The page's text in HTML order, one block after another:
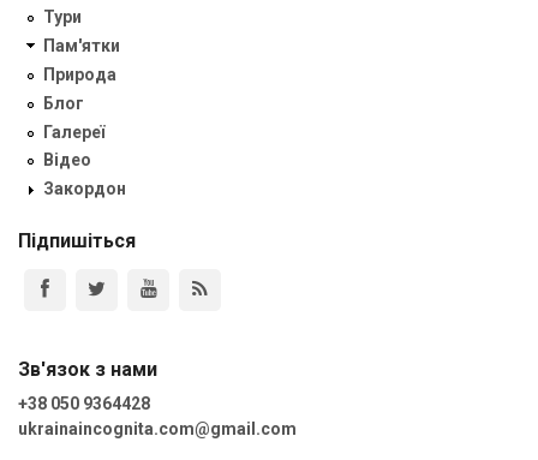
Тури
Пам'ятки
Природа
Блог
Галереї
Відео
Закордон
Підпишіться
Зв'язок з нами
+38 050 9364428
ukrainaincognita.com@gmail.com